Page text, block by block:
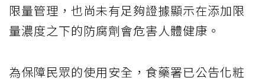
限量管理，也尚未有足夠證據顯示在添加限
量濃度之下的防腐劑會危害人體健康。
為保障民眾的使用安全，食藥署已公告化粧